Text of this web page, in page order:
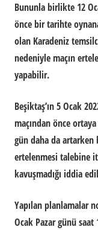
Bununla birlikte 12
önce bir tarihte
olan Karadeniz
nedeniyle maçın
yapabilir.
Beşiktaş’ın 5 Ocak
maçından önce
gün daha da artarken
ertelenmesi talebine
kavuşmadığı iddia
Yapılan planlamalar
Ocak Pazar günü